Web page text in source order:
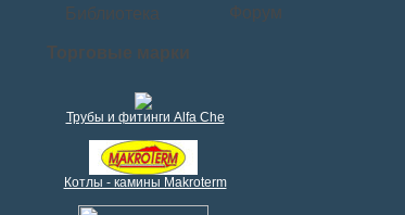
Библиотека Форум
Торговые марки
Трубы и фитинги Alfa Che
Котлы - камины Makroterm